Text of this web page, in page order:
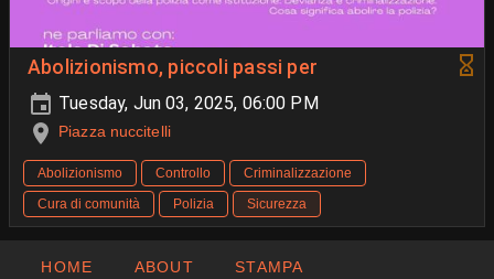
Abolizionismo, piccoli passi per
Tuesday, Jun 03, 2025, 06:00 PM
Piazza nuccitelli
Abolizionismo Controllo
Criminalizzazione
Cura di comunità
Polizia Sicurezza
HOME ABOUT STAMPA